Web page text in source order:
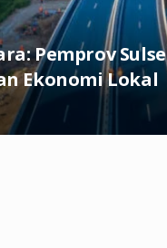
Pemprov
Ekonomi Lokal